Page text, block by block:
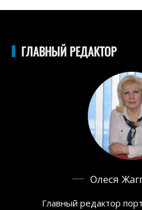
ГЛАВНЫЙ РЕДАКТОР
Олеся
Главный редактор